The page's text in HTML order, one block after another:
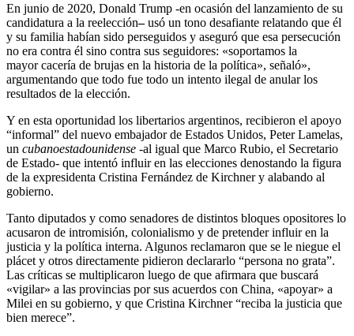
En junio de 2020, Donald Trump -en ocasión del lanzamiento de su
candidatura a la reelección–usó un tono desafiante relatando que él
y su familia habían sido perseguidos y aseguró que esa persecución
no era contra él sino contra sus seguidores: «soportamos la
mayor cacería de brujas en la historia de la política», señaló»,
argumentando que todo fue todo un intento ilegal de anular los
resultados de la elección.
Y en esta oportunidad los libertarios argentinos, recibieron el apoyo
“informal” del nuevo embajador de Estados Unidos, Peter Lamelas,
un cubanoestadounidense -al igual que Marco Rubio, el Secretario
de Estado- que intentó influir en las elecciones denostando la figura
de la expresidenta Cristina Fernández de Kirchner y alabando al
gobierno.
Tanto diputados y como senadores de distintos bloques opositores lo
acusaron de intromisión, colonialismo y de pretender influir en la
justicia y la política interna. Algunos reclamaron que se le niegue el
plácet y otros directamente pidieron declararlo “persona no grata”.
Las críticas se multiplicaron luego de que afirmara que buscará
«vigilar» a las provincias por sus acuerdos con China, «apoyar» a
Milei en su gobierno, y que Cristina Kirchner “reciba la justicia que
bien merece”.